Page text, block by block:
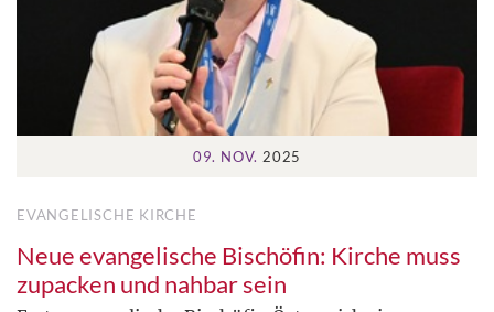
09. NOV. 2025
EVANGELISCHE KIRCHE
Neue evangelische Bischöfin: Kirche muss
zupacken und nahbar sein